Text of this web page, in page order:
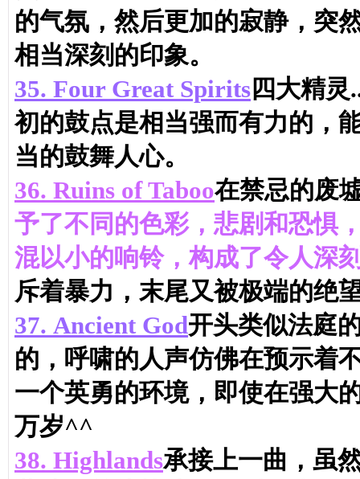
的气氛，然后更加的寂静，突
相当深刻的印象。
35. Four Great Spirits 四大精
初的鼓点是相当强而有力的，
当的鼓舞人心。
36. Ruins of Taboo在禁忌的废
予了不同的色彩，悲剧和恐惧
混以小的响铃，构成了令人深
斥着暴力，末尾又被极端的绝
37. Ancient God开头类似法庭
的，呼啸的人声仿佛在预示着
一个英勇的环境，即使在强大
万岁^^
38. Highlands承接上一曲，虽